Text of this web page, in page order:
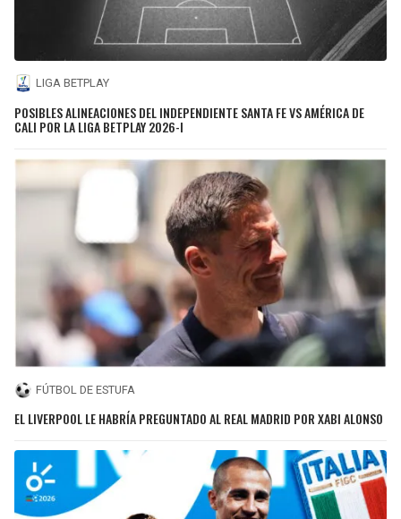
LIGA BETPLAY
POSIBLES ALINEACIONES DEL INDEPENDIENTE SANTA FE VS AMÉRICA DE
CALI POR LA LIGA BETPLAY 2026-I
FÚTBOL DE ESTUFA
EL LIVERPOOL LE HABRÍA PREGUNTADO AL REAL MADRID POR XABI ALONSO